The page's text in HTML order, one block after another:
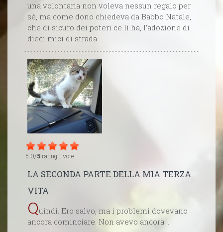
una volontaria non voleva nessun regalo per
sé, ma come dono chiedeva da Babbo Natale,
che di sicuro dei poteri ce li ha, l’adozione di
dieci mici di strada
5.0/5rating 1 vote
LA SECONDA PARTE DELLA MIA TERZA
VITA
Quindi. Ero salvo, ma i problemi dovevano
ancora cominciare. Non avevo ancora ...